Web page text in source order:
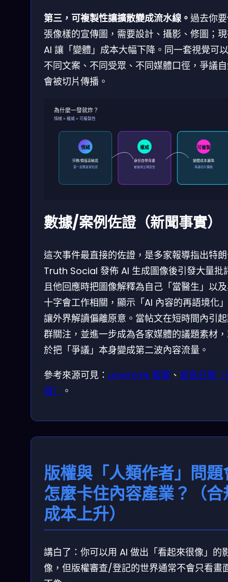
第三，可複製性讓擴散變成流水線。 過去你
張像樣的宣傳圖，需要設計、攝影、修圖；
AI 讓「變體」成本大幅下降。同一套視覺可
不同文案、不同受眾、不同媒體口徑，爭議
會被切片傳播。
為什麼一發就炸？
情緒 × 權威 × 可複製性
情緒
宗教/價值高敏感
第一反應是冒犯感
權威
身份自帶背書
被當成立場宣告
可複製
變體成本暴降
爭議切片擴散
數據/案例佐證（新聞事實）
這次事件最直接的佐證，是多家報導指出特
Truth Social 發佈 AI 生成圖像後引發大量批
且他回應時把圖像解釋為自己「當醫生」以
十字會工作相關，顯示「AI 內容的再語境化
讓外界解讀偏離原意。當帖文在短時間內引
群關注，並進一步成為各家媒體的議題素材
於把「爭議」本身變成第二波內容流量。
參考來源可見： unwire.hk 報導 、 星島日報
版）
。
版權與「人類作者」問題
怎麼卡住內容產業？（合
成本上升）
講白了：你可以用 AI 做出「看起來很像」的
像，但版權審查/登記的世界通常不會只看畫